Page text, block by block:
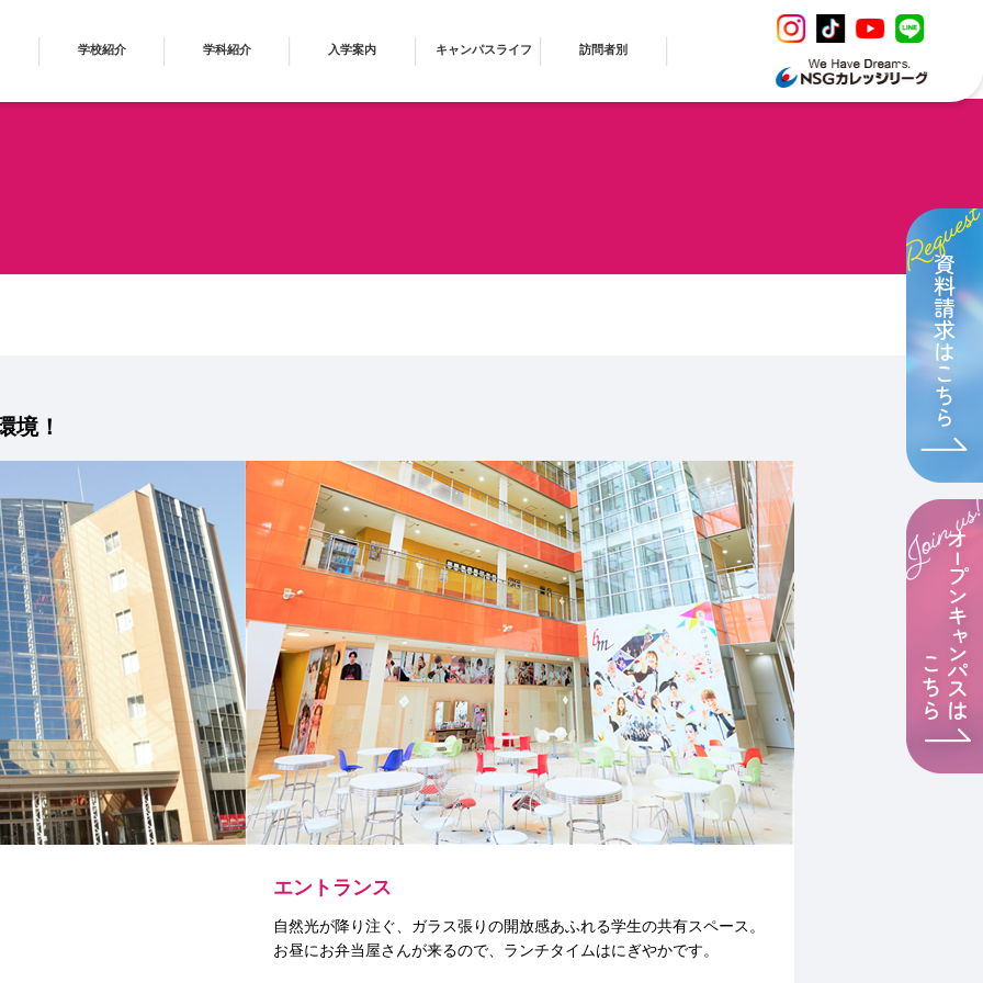
学校紹介 学科紹介 入学案内 キャンパスライフ 訪問者別
境！
エントランス
自然光が降り注ぐ、ガラス張りの開放感あふれる学生の共有スペース。
お昼にお弁当屋さんが来るので、ランチタイムはにぎやかです。